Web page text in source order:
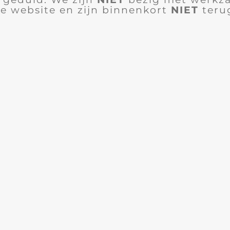
website en zijn binnenkort NIET